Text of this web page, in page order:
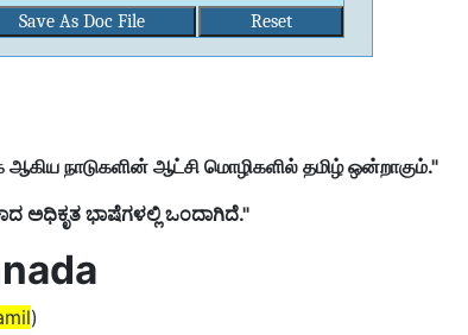
Save As Doc File
நாடுகளின் ஆட்சி மொழிகளில் தமிழ் ஒன்றாகும்."
ಅಧಿಕೃತ ಭಾಷೆಗಳಲ್ಲಿ ಒಂದಾಗಿದೆ."
)